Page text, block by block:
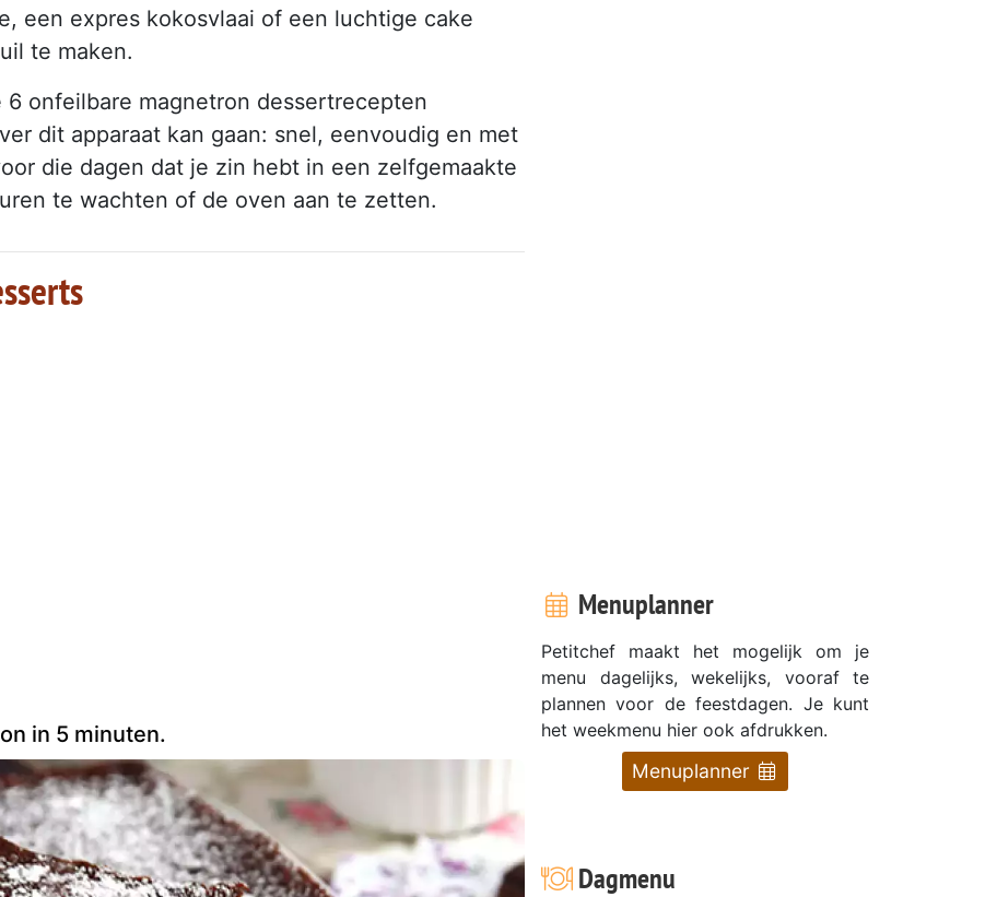
een expres kokosvlaai of een luchtige cake
te maken.
onfeilbare magnetron dessertrecepten
dit apparaat kan gaan: snel, eenvoudig en met
die dagen dat je zin hebt in een zelfgemaakte
te wachten of de oven aan te zetten.
in 5 minuten.
Menuplanner
Petitchef maakt het mogelijk om je
menu dagelijks, wekelijks, vooraf te
plannen voor de feestdagen. Je kunt
het weekmenu hier ook afdrukken.
Menuplanner
Dagmenu